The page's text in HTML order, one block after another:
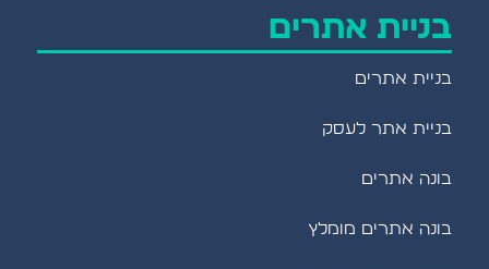
בניית אתרים
בניית אתרים
בניית אתר לעסק
בונה אתרים
בונה אתרים מומלץ